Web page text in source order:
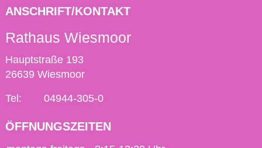
ANSCHRIFT/KONTAKT
Rathaus Wiesmoor
Hauptstraße 193
26639 Wiesmoor
Tel: 04944-305-0
ÖFFNUNGSZEITEN